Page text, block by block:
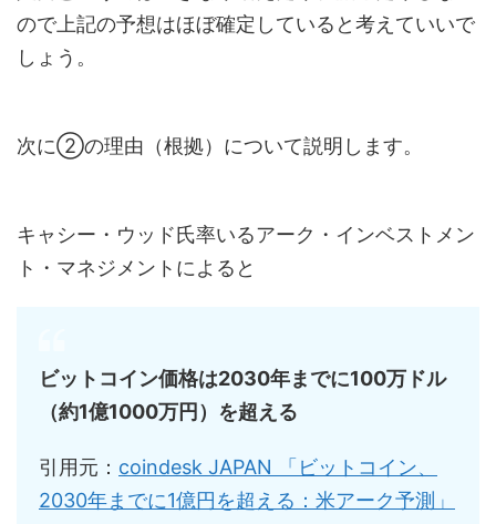
ので上記の予想はほぼ確定していると考えていいで
しょう。
次に②の理由（根拠）について説明します。
キャシー・ウッド氏率いるアーク・インベストメン
ト・マネジメントによると
ビットコイン価格は2030年までに100万ドル
（約1億1000万円）を超える
引用元： coindesk JAPAN 「ビットコイン、
2030年までに1億円を超える：米アーク予測」